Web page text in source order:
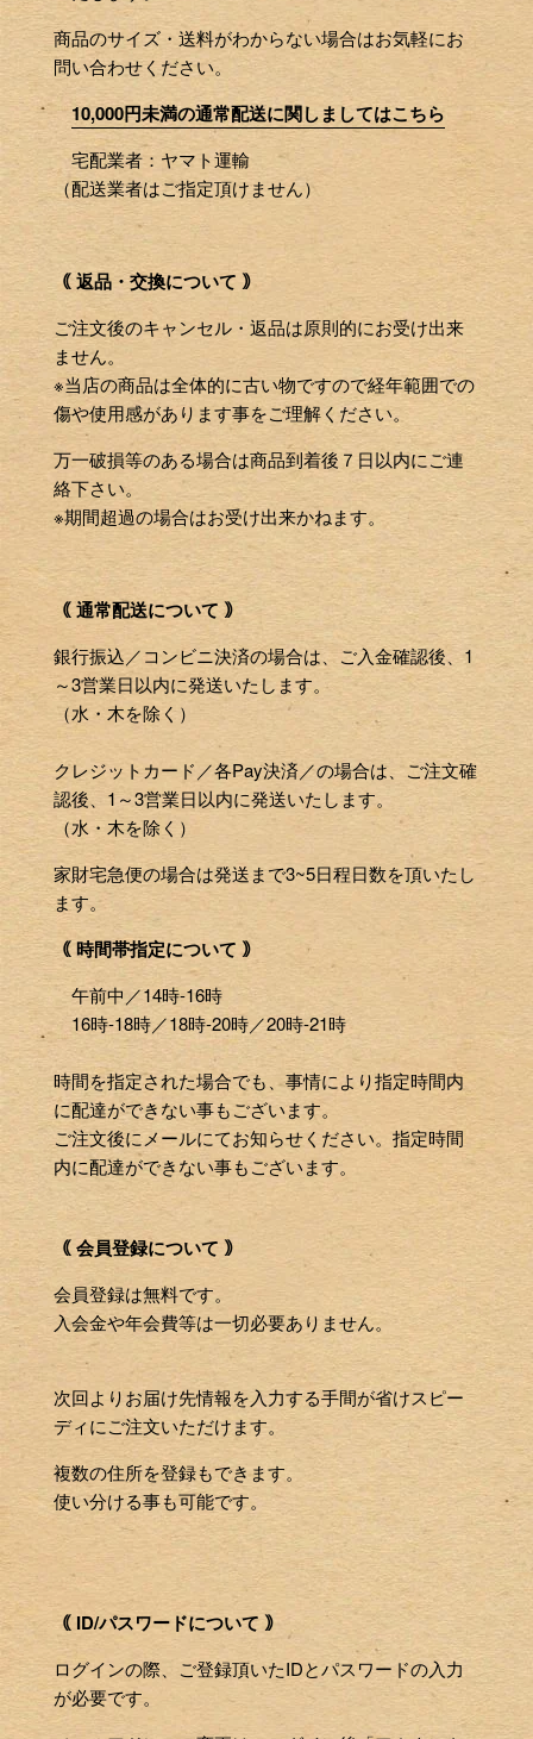
商品のサイズ・送料がわからない場合はお気軽にお
問い合わせください。
10,000円未満の通常配送に関しましてはこちら
宅配業者：ヤマト運輸
（配送業者はご指定頂けません）
｟ 返品・交換について ｠
ご注文後のキャンセル・返品は原則的にお受け出来
ません。
※当店の商品は全体的に古い物ですので経年範囲での
傷や使用感があります事をご理解ください。
万一破損等のある場合は商品到着後７日以内にご連
絡下さい。
※期間超過の場合はお受け出来かねます。
｟ 通常配送について ｠
銀行振込／コンビニ決済の場合は、ご入金確認後、1
～3営業日以内に発送いたします。
（水・木を除く）
クレジットカード／各Pay決済／の場合は、ご注文確
認後、1～3営業日以内に発送いたします。
（水・木を除く）
家財宅急便の場合は発送まで3~5日程日数を頂いたし
ます。
｟ 時間帯指定について ｠
午前中／14時-16時
16時-18時／18時-20時／20時-21時
時間を指定された場合でも、事情により指定時間内
に配達ができない事もございます。
ご注文後にメールにてお知らせください。指定時間
内に配達ができない事もございます。
｟ 会員登録について ｠
会員登録は無料です。
入会金や年会費等は一切必要ありません。
次回よりお届け先情報を入力する手間が省けスピー
ディにご注文いただけます。
複数の住所を登録もできます。
使い分ける事も可能です。
｟ ID/パスワードについて ｠
ログインの際、ご登録頂いたIDとパスワードの入力
が必要です。